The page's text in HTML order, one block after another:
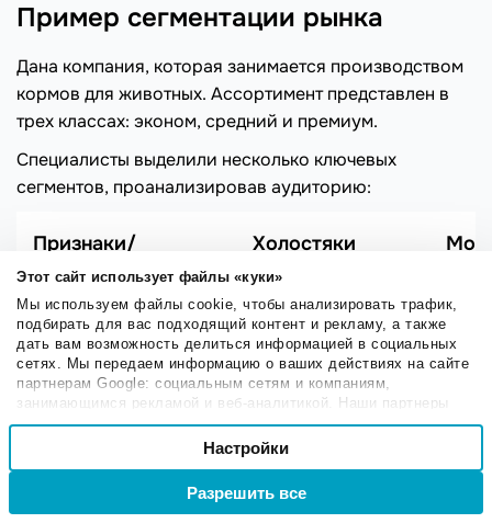
Этот сайт использует файлы «куки»
Мы используем файлы cookie, чтобы анализировать трафик,
подбирать для вас подходящий контент и рекламу, а также
дать вам возможность делиться информацией в социальных
сетях. Мы передаем информацию о ваших действиях на сайте
партнерам Google: социальным сетям и компаниям,
занимающимся рекламой и веб-аналитикой. Наши партнеры
могут комбинировать эти сведения с предоставленной вами
информацией, а также данными, которые они получили при
использовании вами их сервисов.
Выбор
Настроечные
Настройки
Разрешить все
Пример сегментации рынка
Дана компания, которая занимается производством
кормов для животных. Ассортимент представлен в
трех классах: эконом, средний и премиум.
Специалисты выделили несколько ключевых
сегментов, проанализировав аудиторию:
Признаки/
Сегменты
Холостяки
Географические
Москва
Умеренный климат
Город-миллионник
Демографические
25-30 лет